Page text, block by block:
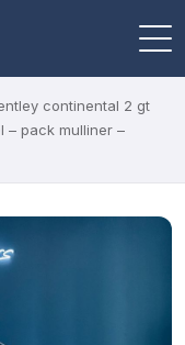
continental 2 gt
– pack mulliner –